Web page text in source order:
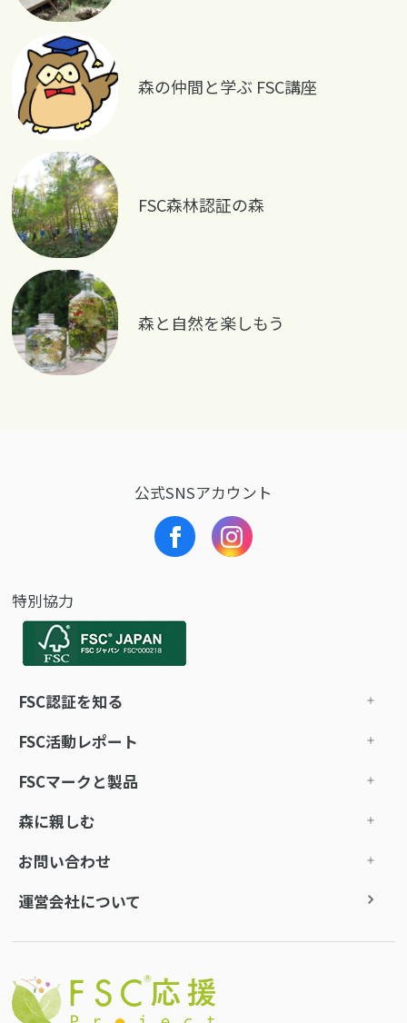
森の仲間と学ぶ FSC講座
FSC森林認証の森
森と自然を楽しもう
公式SNSアカウント
特別協力
FSC認証を知る
FSC活動レポート
FSCマークと製品
森に親しむ
お問い合わせ
運営会社について